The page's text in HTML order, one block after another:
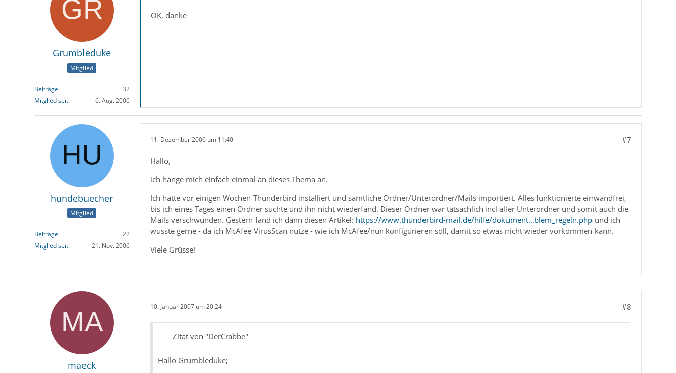
Grumbleduke
Mitglied
Beiträge
32
Mitglied seit
6. Aug. 2006
OK, danke
hundebuecher
Mitglied
Beiträge
22
Mitglied seit
21. Nov. 2006
11. Dezember 2006 um 11:40 #7
Hallo,
ich hänge mich einfach einmal an dieses Thema an.
Ich hatte vor einigen Wochen Thunderbird installiert und sämtliche Ordner/Unterordner/Mails importiert. Alles funktionierte einwandfrei,
bis ich eines Tages einen Ordner suchte und ihn nicht wiederfand. Dieser Ordner war tatsächlich incl aller Unterordner und somit auch die
Mails verschwunden. Gestern fand ich dann diesen Artikel: https://www.thunderbird-mail.de/hilfe/dokument…blem_regeln.phpund ich
wüsste gerne - da ich McAfee VirusScan nutze - wie ich McAfee/nun konfigurieren soll, damit so etwas nicht wieder vorkommen kann.
Viele Grüsse!
maeck
10. Januar 2007 um 20:24 #8
Zitat von "DerCrabbe"
Hallo Grumbleduke;